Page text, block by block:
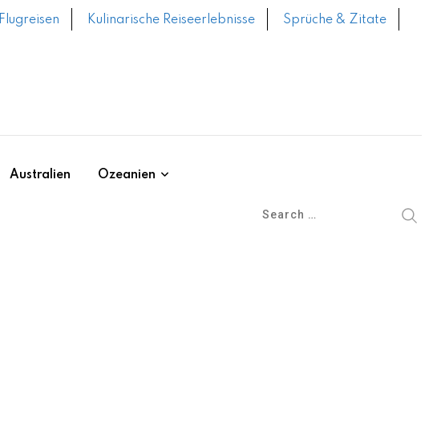
Flugreisen Kulinarische Reiseerlebnisse
Sprüche & Zitate
Australien Ozeanien